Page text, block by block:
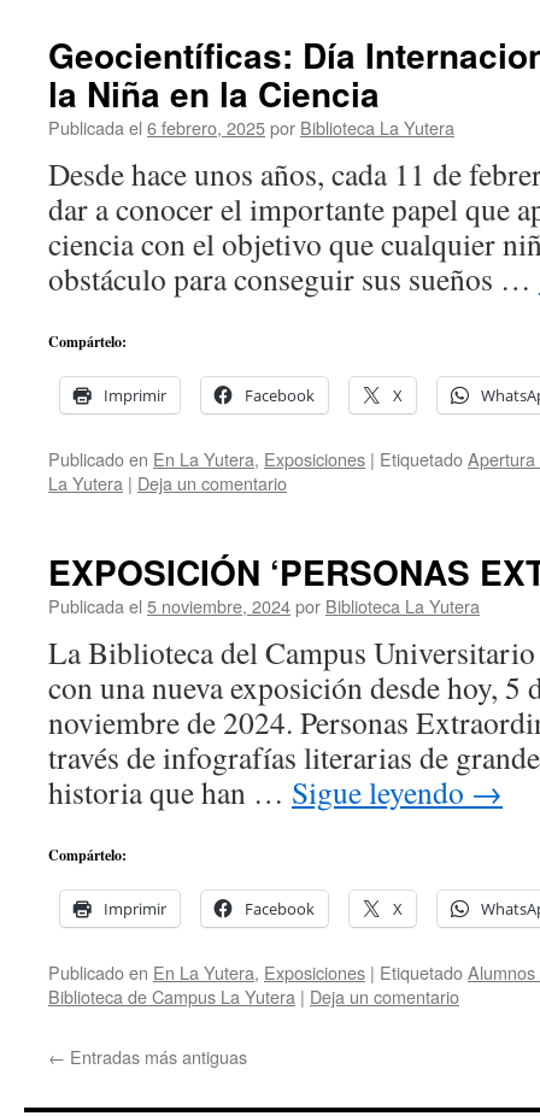
Geocientíficas: Día
la Niña en la Ciencia
Publicada el 6 febrero, 2025por Biblioteca La Yutera
Desde hace unos años, cada 11 de
dar a conocer el importante papel que
ciencia con el objetivo que cualquier
obstáculo para conseguir sus sueños …
Compártelo:
Imprimir Facebook X
Publicado en En La Yutera, Exposiciones | EtiquetadoApertura
La Yutera | Deja un comentario
EXPOSICIÓN ‘PERSONAS
Publicada el 5 noviembre, 2024por Biblioteca La Yutera
La Biblioteca del Campus Universitario
con una nueva exposición desde hoy, 5
noviembre de 2024. Personas
través de infografías literarias de
historia que han … Sigue leyendo →
Compártelo:
Imprimir Facebook X
Publicado en En La Yutera, Exposiciones | Etiquetado
Biblioteca de Campus La Yutera | Deja un comentario
← Entradas más antiguas